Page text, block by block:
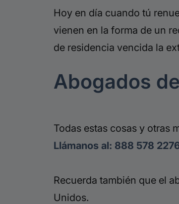
Hoy en día cuando tú
vienen en la forma de un
de residencia vencida la
Abogados
Todas estas cosas y otras
Llámanos al: 888 578
Recuerda también que el
Unidos.